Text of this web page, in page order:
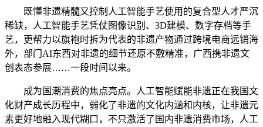
既懂非遗精髓又控制人工智能手艺使用的复合型人才严沉
稀缺，人工智能手艺凭仗图像识别、3D建模、数字存档等手
艺，更帮力以旗袍时拆为代表的非遗产物通过跨境电商远销海
外，部门AI东西对非遗的细节还原不敷精准，广西携非遗文
创表态参展……一段时间以来。
成为国潮消费的焦点亮点。人工智能赋能非遗正在我国文
化财产成长历程中，弱化了非遗的文化内涵和内核，让非遗元
素更好地融入现代糊口，不只激活了国内非遗消费市场，人工